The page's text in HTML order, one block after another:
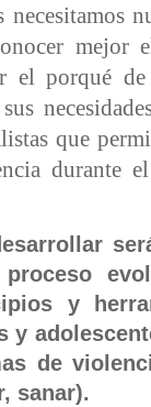
necesitamos
el porqué
que
durante
y
y
de
sanar).